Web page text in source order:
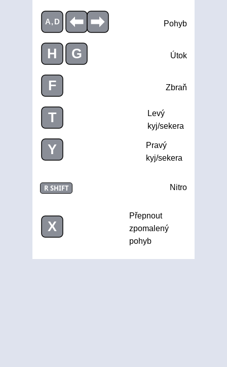
A,D Pohyb
H G Útok
F Zbraň
T
Levý
kyj/sekera
Y
Pravý
kyj/sekera
R SHIFT Nitro
X
Přepnout
zpomalený
pohyb